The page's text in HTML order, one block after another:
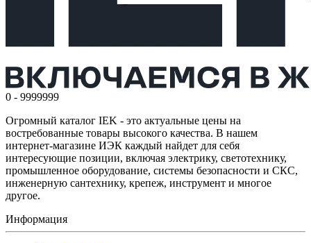
0 - 9999999
Огромный каталог IEK - это актуальные цены на
востребованные товары высокого качества. В нашем
интернет-магазине ИЭК каждый найдет для себя
интересующие позиции, включая электрику, светотехнику,
промышленное оборудование, системы безопасности и СКС,
инженерную сантехнику, крепеж, инструмент и многое
другое.
Информация